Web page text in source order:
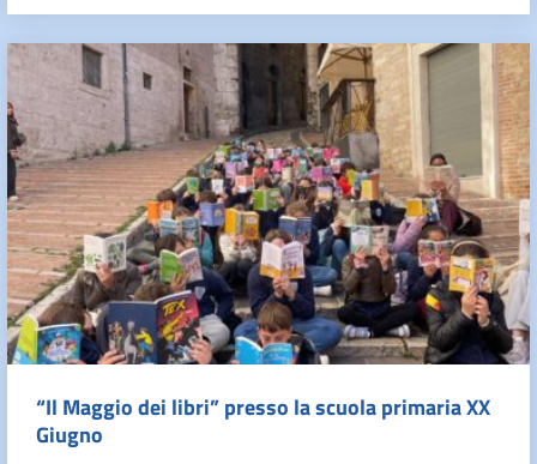
“Il Maggio dei libri” presso la scuola primaria XX
Giugno